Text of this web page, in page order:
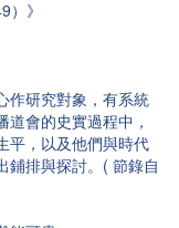
》
作研究對象，有系統
會的史實過程中，
平，以及他們與時代
鋪排與探討。( 節錄自